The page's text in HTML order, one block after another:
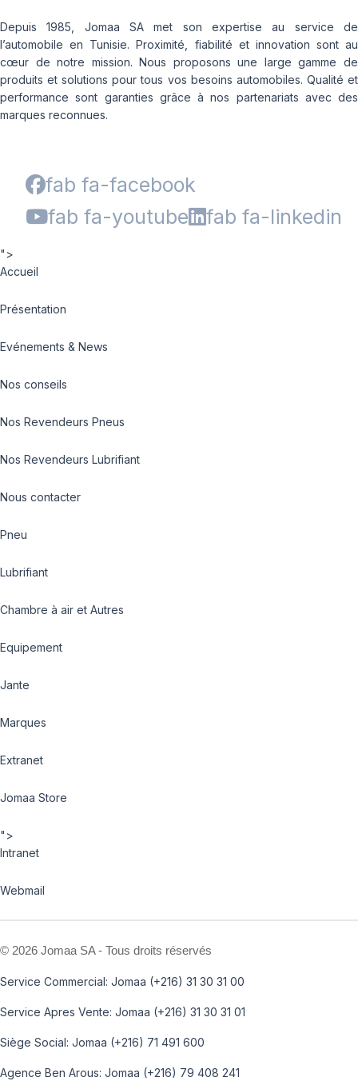
Depuis 1985, Jomaa SA met son expertise au service de
l’automobile en Tunisie. Proximité, fiabilité et innovation sont au
cœur de notre mission. Nous proposons une large gamme de
produits et solutions pour tous vos besoins automobiles. Qualité et
performance sont garanties grâce à nos partenariats avec des
marques reconnues.
fab fa-facebook
fab fa-youtube
fab fa-linkedin
">
Accueil
Présentation
Evénements & News
Nos conseils
Nos Revendeurs Pneus
Nos Revendeurs Lubrifiant
Nous contacter
Pneu
Lubrifiant
Chambre à air et Autres
Equipement
Jante
Marques
Extranet
Jomaa Store
">
Intranet
Webmail
© 2026 Jomaa SA - Tous droits réservés
Service Commercial: Jomaa (+216) 31 30 31 00
Service Apres Vente: Jomaa (+216) 31 30 31 01
Siège Social: Jomaa (+216) 71 491 600
Agence Ben Arous: Jomaa (+216) 79 408 241